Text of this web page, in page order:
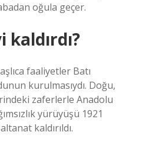
oğula geçer.
kaldırdı?
faaliyetler Batı
kurulmasıydı. Doğu,
zaferlerle Anadolu
yürüyüşü 1921
kaldırıldı.